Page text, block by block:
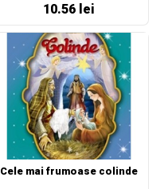
10.56 lei
Cele mai frumoase colinde